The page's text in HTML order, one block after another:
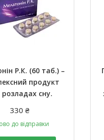
Р.К. (60 таб.) –
продукт
розладах сну.
330 ₴
до відправки